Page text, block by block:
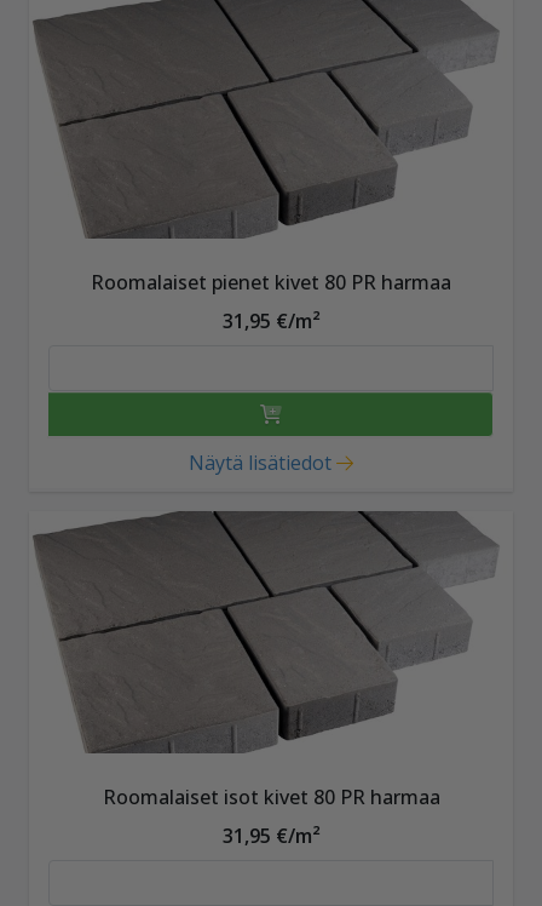
Roomalaiset pienet kivet 80 PR harmaa
31,95 €/m²
Näytä lisätiedot
Roomalaiset isot kivet 80 PR harmaa
31,95 €/m²